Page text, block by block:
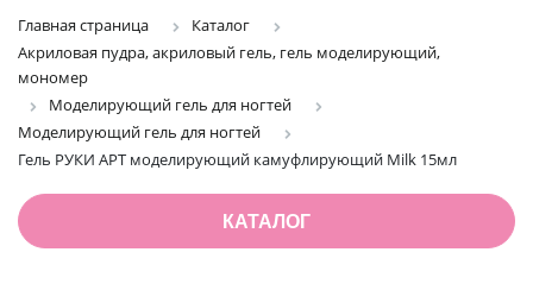
Главная страница
Каталог
Акриловая пудра, акриловый гель, гель моделирующий,
мономер
Моделирующий гель для ногтей
Моделирующий гель для ногтей
Гель РУКИ АРТ моделирующий камуфлирующий Milk 15мл
КАТАЛОГ